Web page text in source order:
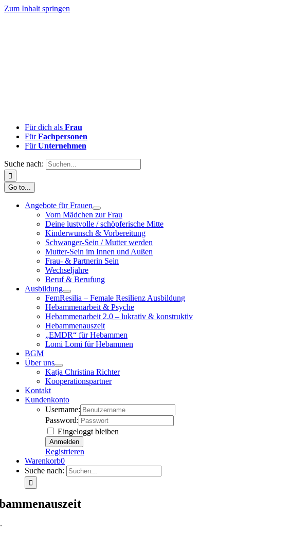
Zum Inhalt springen
Für dich als Frau
FürFachpersonen
FürUnternehmen
Suche nach:
Go to...
Angebote für Frauen
Vom Mädchen zur Frau
Deine lustvolle / schöpferische Mitte
Kinderwunsch & Vorbereitung
Schwanger-Sein / Mutter werden
Mutter-Sein im Innen und Außen
Frau- & Partnerin Sein
Wechseljahre
Beruf & Berufung
Ausbildung
FemResilia – Female Resilienz Ausbildung
Hebammenarbeit & Psyche
Hebammenarbeit 2.0 – lukrativ & konstruktiv
Hebammenauszeit
„EMDR“ für Hebammen
Lomi Lomi für Hebammen
BGM
Über uns
Katja Christina Richter
Kooperationspartner
Kontakt
Kundenkonto
Username:
Password:
Eingeloggt bleiben
Registrieren
Warenkorb0
Suche nach: